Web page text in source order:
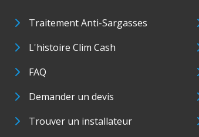
Traitement Anti-Sargasses
L'histoire Clim Cash
FAQ
Demander un devis
Trouver un installateur